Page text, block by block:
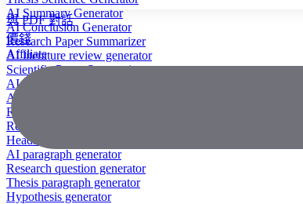
AI Summary Generator
AI Conclusion Generator
Research Paper Summarizer
AI literature review generator
Scientific Paper Summarizer
AI case study generator
AI Research Paper Generator
Research Title Generator
Reference Generator
Headline Generator
AI paragraph generator
Research question generator
Thesis paragraph generator
Hypothesis generator
與 PDF 對話
價錢
Affiliate